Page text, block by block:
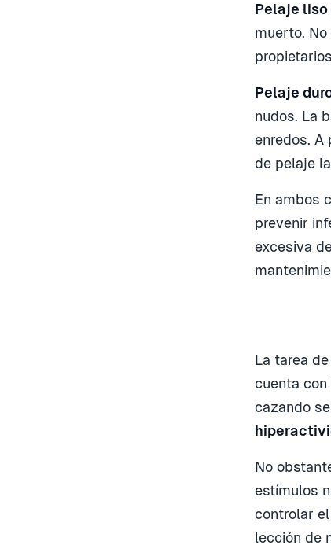
Pelaje
muerto.
Pelaje
nudos. La
enredos.
de pelaje
En ambos
prevenir
excesiva
La tarea
cuenta
cazando
No
estímulos
controlar
lección de